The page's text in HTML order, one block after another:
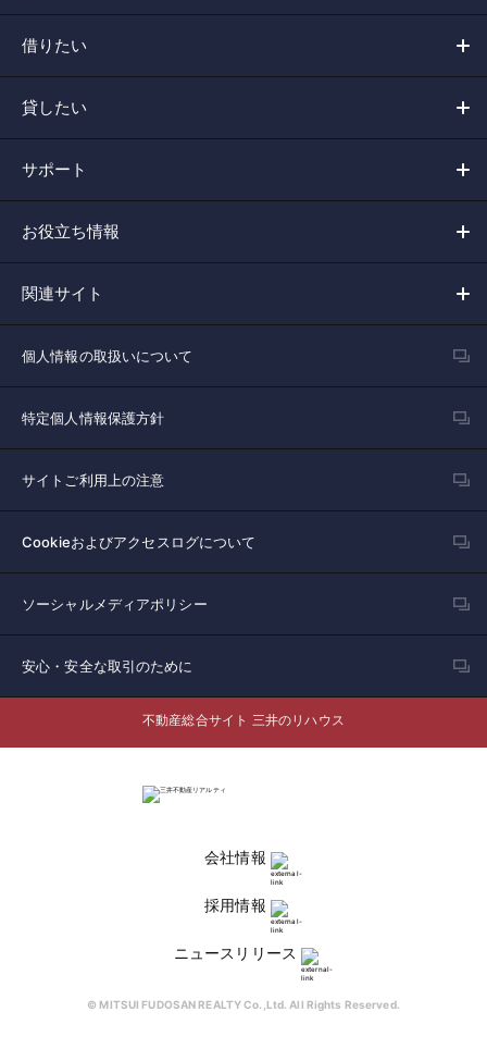
借りたい
貸したい
サポート
お役立ち情報
関連サイト
個人情報の取扱いについて
特定個人情報保護方針
サイトご利用上の注意
Cookieおよびアクセスログについて
ソーシャルメディアポリシー
安心・安全な取引のために
不動産総合サイト 三井のリハウス
会社情報
採用情報
ニュースリリース
© MITSUI FUDOSAN REALTY Co.,Ltd. All Rights Reserved.